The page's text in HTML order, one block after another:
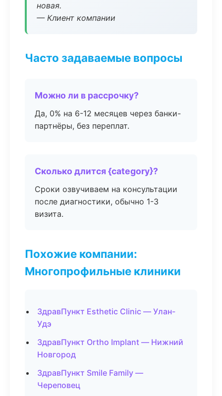
новая.
— Клиент компании
Часто задаваемые вопросы
Можно ли в рассрочку?
Да, 0% на 6-12 месяцев через банки-
партнёры, без переплат.
Сколько длится {category}?
Сроки озвучиваем на консультации
после диагностики, обычно 1-3
визита.
Похожие компании:
Многопрофильные клиники
ЗдравПункт Esthetic Clinic — Улан-
Удэ
ЗдравПункт Ortho Implant — Нижний
Новгород
ЗдравПункт Smile Family —
Череповец